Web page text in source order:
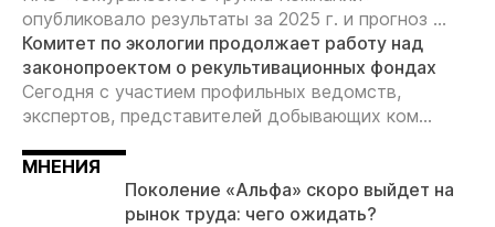
опубликовало результаты за 2025 г. и прогноз ...
Комитет по экологии продолжает работу над
законопроектом о рекультивационных фондах
Сегодня с участием профильных ведомств,
экспертов, представителей добывающих ком...
МНЕНИЯ
Поколение «Альфа» скоро выйдет на
рынок труда: чего ожидать?